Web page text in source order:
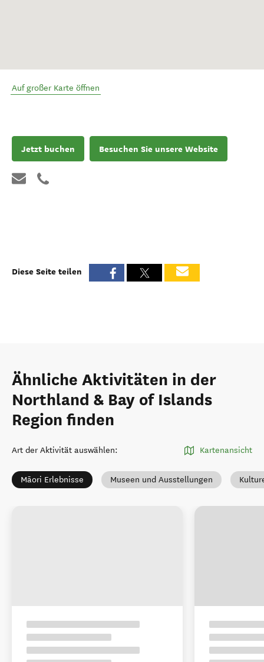
Auf großer Karte öffnen
Jetzt buchen Besuchen Sie unsere Website
Diese Seite teilen
Ähnliche Aktivitäten in der
Northland & Bay of Islands
Region finden
Art der Aktivität auswählen: Kartenansicht
Māori Erlebnisse Museen und Ausstellungen